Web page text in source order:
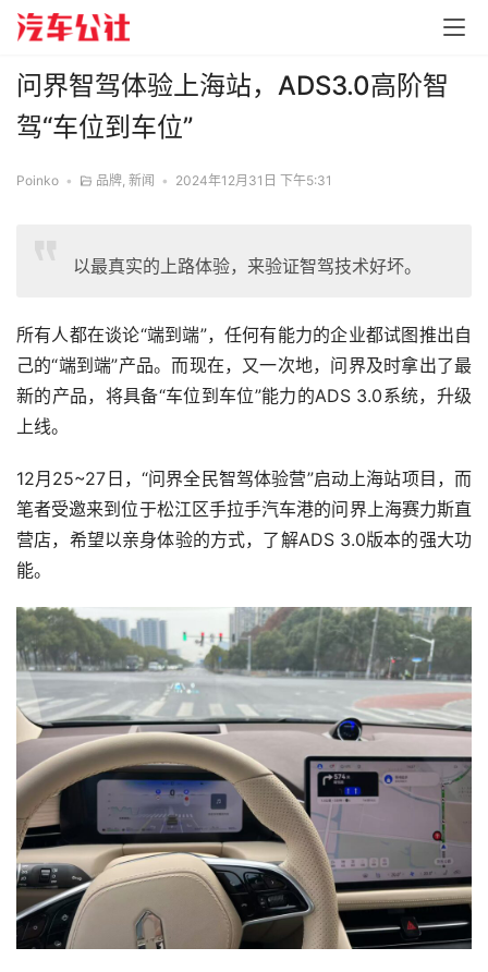
问界智驾体验上海站，ADS3.0高阶智
驾“车位到车位”
Poinko • 品牌, 新闻 • 2024年12月31日 下午5:31
以最真实的上路体验，来验证智驾技术好坏。
所有人都在谈论“端到端”，任何有能力的企业都试图推出自
己的“端到端”产品。而现在，又一次地，问界及时拿出了最
新的产品，将具备“车位到车位”能力的ADS 3.0系统，升级
上线。
12月25~27日，“问界全民智驾体验营”启动上海站项目，而
笔者受邀来到位于松江区手拉手汽车港的问界上海赛力斯直
营店，希望以亲身体验的方式，了解ADS 3.0版本的强大功
能。